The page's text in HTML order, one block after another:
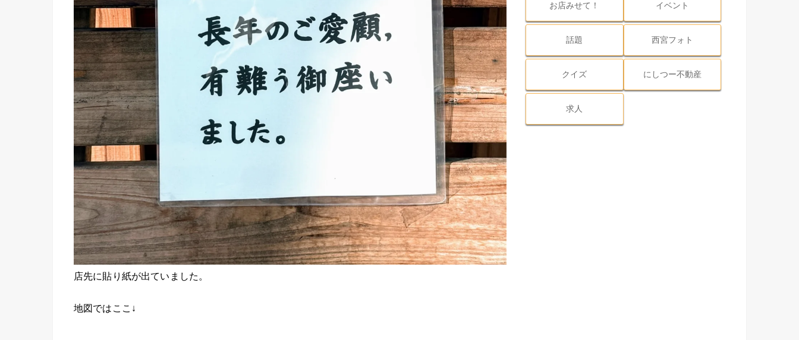
店先に貼り紙が出ていました。
地図ではここ↓
お店みせて！ イベント
話題 西宮フォト
クイズ にしつー不動産
求人